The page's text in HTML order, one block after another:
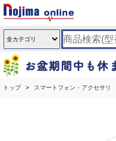
トップ スマートフォン・アクセサリ